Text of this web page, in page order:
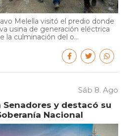
Melella visitó el predio donde
usina de generación eléctrica
la culminación del o...
Sáb 8. Ago
y destacó su
Nacional